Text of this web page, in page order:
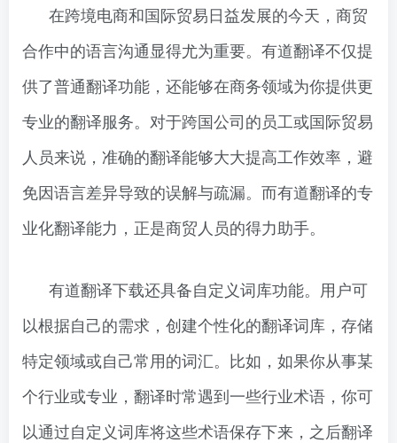
在跨境电商和国际贸易日益发展的今天，商贸
合作中的语言沟通显得尤为重要。有道翻译不仅提
供了普通翻译功能，还能够在商务领域为你提供更
专业的翻译服务。对于跨国公司的员工或国际贸易
人员来说，准确的翻译能够大大提高工作效率，避
免因语言差异导致的误解与疏漏。而有道翻译的专
业化翻译能力，正是商贸人员的得力助手。
有道翻译下载还具备自定义词库功能。用户可
以根据自己的需求，创建个性化的翻译词库，存储
特定领域或自己常用的词汇。比如，如果你从事某
个行业或专业，翻译时常遇到一些行业术语，你可
以通过自定义词库将这些术语保存下来，之后翻译